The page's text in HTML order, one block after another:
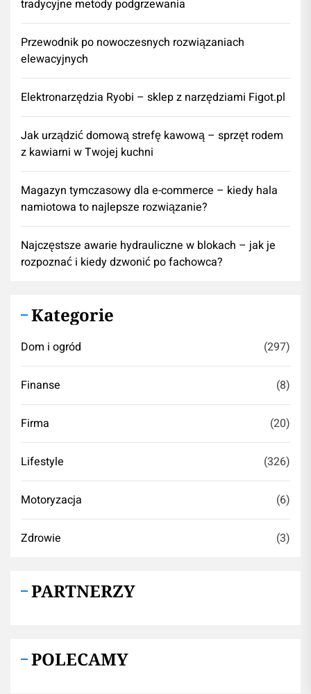
tradycyjne metody podgrzewania
Przewodnik po nowoczesnych rozwiązaniach
elewacyjnych
Elektronarzędzia Ryobi – sklep z narzędziami Figot.pl
​Jak urządzić domową strefę kawową – sprzęt rodem
z kawiarni w Twojej kuchni
Magazyn tymczasowy dla e-commerce – kiedy hala
namiotowa to najlepsze rozwiązanie?
Najczęstsze awarie hydrauliczne w blokach – jak je
rozpoznać i kiedy dzwonić po fachowca?
Kategorie
Dom i ogród (297)
Finanse (8)
Firma (20)
Lifestyle (326)
Motoryzacja (6)
Zdrowie (3)
PARTNERZY
POLECAMY